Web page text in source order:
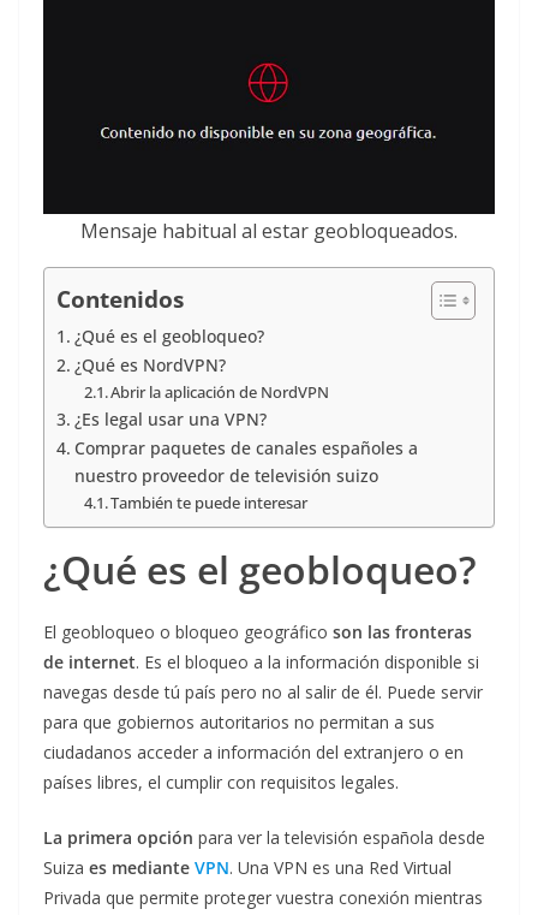
Mensaje habitual al estar geobloqueados.
Contenidos
¿Qué es el geobloqueo?
¿Qué es NordVPN?
Abrir la aplicación de NordVPN
¿Es legal usar una VPN?
Comprar paquetes de canales españoles a
nuestro proveedor de televisión suizo
También te puede interesar
¿Qué es el geobloqueo?
El geobloqueo o bloqueo geográfico son las fronteras
de internet. Es el bloqueo a la información disponible si
navegas desde tú país pero no al salir de él. Puede servir
para que gobiernos autoritarios no permitan a sus
ciudadanos acceder a información del extranjero o en
países libres, el cumplir con requisitos legales.
La primera opción para ver la televisión española desde
Suiza es mediante VPN. Una VPN es una Red Virtual
Privada que permite proteger vuestra conexión mientras